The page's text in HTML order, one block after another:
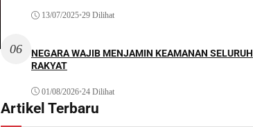
13/07/2025•29 Dilihat
06
NEGARA WAJIB MENJAMIN KEAMANAN SELURUH
RAKYAT
01/08/2026•24 Dilihat
Artikel Terbaru